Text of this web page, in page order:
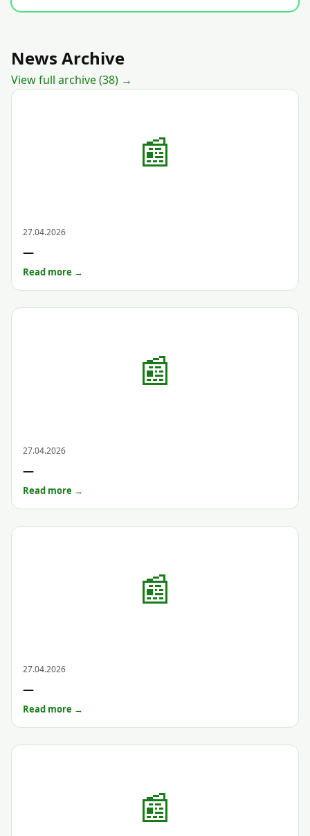
News Archive
View full archive (38) →
📰
27.04.2026
—
Read more →
📰
27.04.2026
—
Read more →
📰
27.04.2026
—
Read more →
📰